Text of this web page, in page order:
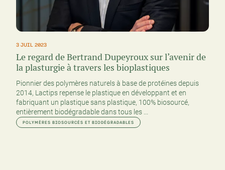
3 JUIL 2023
Le regard de Bertrand Dupeyroux sur l’avenir de
la plasturgie à travers les bioplastiques
Pionnier des polymères naturels à base de protéines depuis
2014, Lactips repense le plastique en développant et en
fabriquant un plastique sans plastique, 100% biosourcé,
entièrement biodégradable dans tous les ...
POLYMÈRES BIOSOURCÉS ET BIODÉGRADABLES